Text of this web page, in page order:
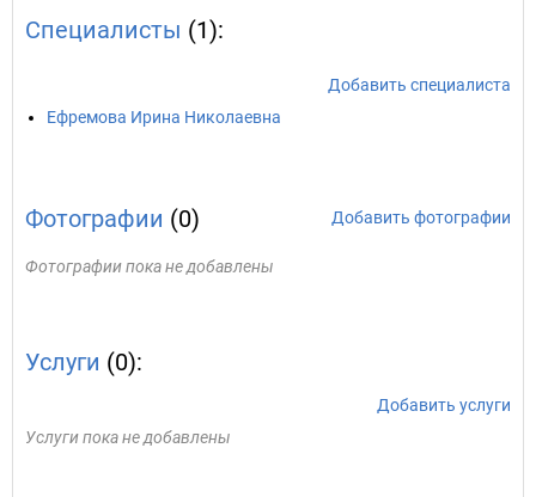
Специалисты (1):
Добавить специалиста
Ефремова Ирина Николаевна
Фотографии (0) Добавить фотографии
Фотографии пока не добавлены
Услуги (0):
Добавить услуги
Услуги пока не добавлены